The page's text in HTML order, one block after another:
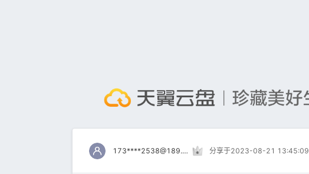
173****2538@189.cn 分享于2023-08-21 13:45:09